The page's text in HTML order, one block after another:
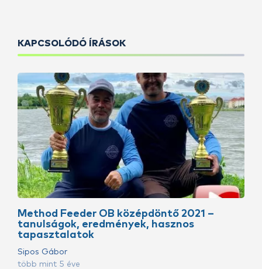
KAPCSOLÓDÓ ÍRÁSOK
Method Feeder OB középdöntő 2021 –
tanulságok, eredmények, hasznos
tapasztalatok
Sipos Gábor
több mint 5 éve